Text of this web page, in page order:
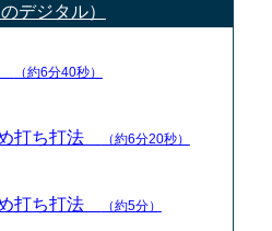
デジタル）
（約6分40秒）
打ち打法 （約6分20秒）
打ち打法 （約5分）